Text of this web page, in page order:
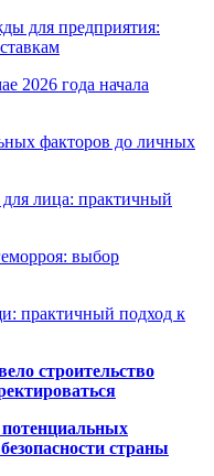
для предприятия:
2026 года начала
факторов до личных
лица: практичный
выбор
практичный подход к
строительство
потенциальных
страны